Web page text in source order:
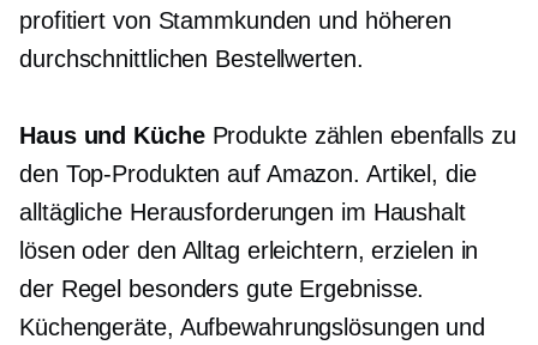
profitiert von Stammkunden und höheren
durchschnittlichen Bestellwerten.
Haus und KücheProdukte zählen ebenfalls zu
den Top-Produkten auf Amazon. Artikel, die
alltägliche Herausforderungen im Haushalt
lösen oder den Alltag erleichtern, erzielen in
der Regel besonders gute Ergebnisse.
Küchengeräte, Aufbewahrungslösungen und